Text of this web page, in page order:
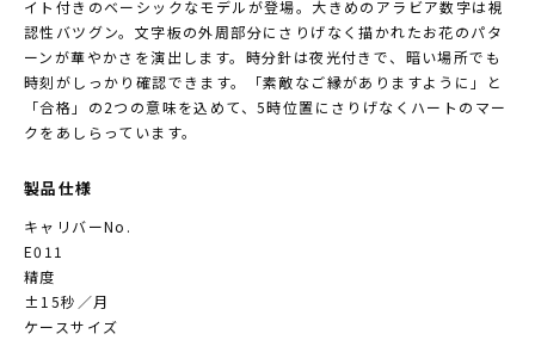
イト付きのベーシックなモデルが登場。大きめのアラビア数字は視
認性バツグン。文字板の外周部分にさりげなく描かれたお花のパタ
ーンが華やかさを演出します。時分針は夜光付きで、暗い場所でも
時刻がしっかり確認できます。「素敵なご縁がありますように」と
「合格」の2つの意味を込めて、5時位置にさりげなくハートのマー
クをあしらっています。
製品仕様
キャリバーNo.
E011
精度
±15秒／月
ケースサイズ